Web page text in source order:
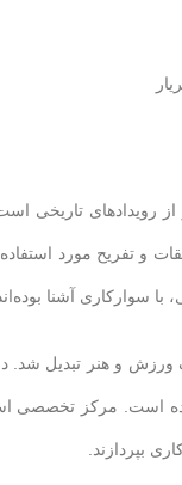
رویدادهای تاریخی
و تفریح مورد
با سوارکاری آشنا
ورزش و هنر تبدیل
است. مرکز تخصصی
بپردازند.